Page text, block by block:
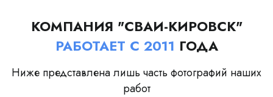
КОМПАНИЯ "СВАИ-КИРОВСК"
РАБОТАЕТ С 2011 ГОДА
Ниже представлена лишь часть фотографий наших
работ